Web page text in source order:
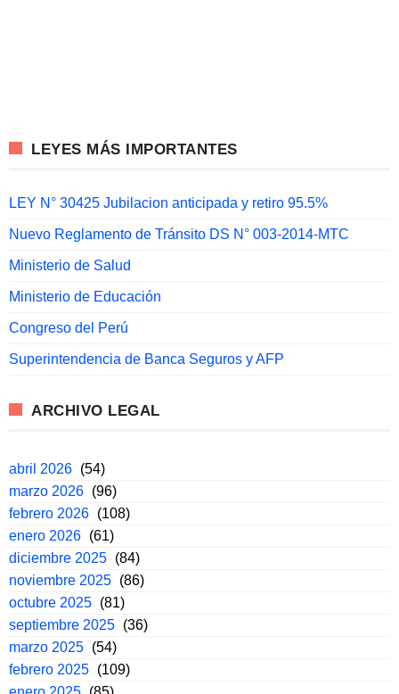
LEYES MÁS IMPORTANTES
LEY N° 30425 Jubilacion anticipada y retiro 95.5%
Nuevo Reglamento de Tránsito DS N° 003-2014-MTC
Ministerio de Salud
Ministerio de Educación
Congreso del Perú
Superintendencia de Banca Seguros y AFP
ARCHIVO LEGAL
abril 2026 (54)
marzo 2026 (96)
febrero 2026 (108)
enero 2026 (61)
diciembre 2025 (84)
noviembre 2025 (86)
octubre 2025 (81)
septiembre 2025 (36)
marzo 2025 (54)
febrero 2025 (109)